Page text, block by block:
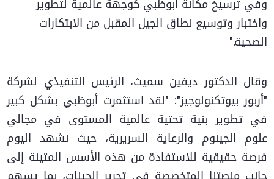
وفي ترسيخ مكانة أبوظبي كوجهة عالمية لتطوير
واختبار وتوسيع نطاق الجيل المقبل من الابتكارات
الصحية."
وقال الدكتور ديفين سميث، الرئيس التنفيذي لشركة
"أربور بيوتكنولوجيز": "لقد استثمرت أبوظبي بشكل كبير
في تطوير بنية تحتية عالمية المستوى في مجالي
علوم الجينوم والرعاية السريرية، حيث نشهد اليوم
فرصة حقيقية للاستفادة من هذه الأسس المتينة إلى